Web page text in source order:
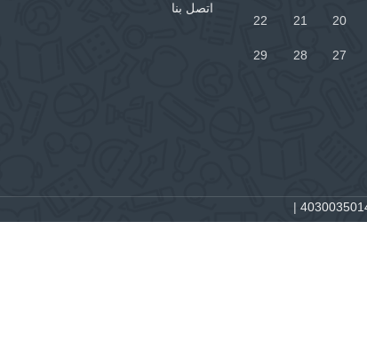
20
21
22
27
28
29
اتصل بنا
|